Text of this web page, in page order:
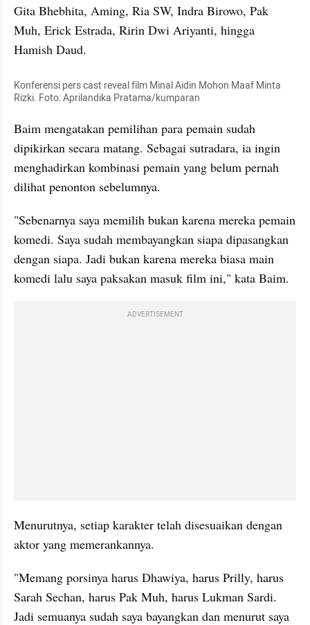
Gita Bhebhita, Aming, Ria SW, Indra Birowo, Pak
Muh, Erick Estrada, Ririn Dwi Ariyanti, hingga
Hamish Daud.
Konferensi pers cast reveal film Minal Aidin Mohon Maaf Minta
Rizki. Foto: Aprilandika Pratama/kumparan
Baim mengatakan pemilihan para pemain sudah
dipikirkan secara matang. Sebagai sutradara, ia ingin
menghadirkan kombinasi pemain yang belum pernah
dilihat penonton sebelumnya.
"Sebenarnya saya memilih bukan karena mereka pemain
komedi. Saya sudah membayangkan siapa dipasangkan
dengan siapa. Jadi bukan karena mereka biasa main
komedi lalu saya paksakan masuk film ini," kata Baim.
ADVERTISEMENT
Menurutnya, setiap karakter telah disesuaikan dengan
aktor yang memerankannya.
"Memang porsinya harus Dhawiya, harus Prilly, harus
Sarah Sechan, harus Pak Muh, harus Lukman Sardi.
Jadi semuanya sudah saya bayangkan dan menurut saya